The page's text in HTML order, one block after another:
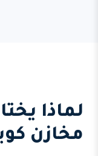
لماذا
مخازن